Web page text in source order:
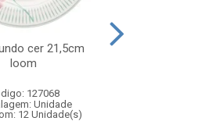
cer 21,5cm
loom
127068
Unidade
12 Unidade(s)